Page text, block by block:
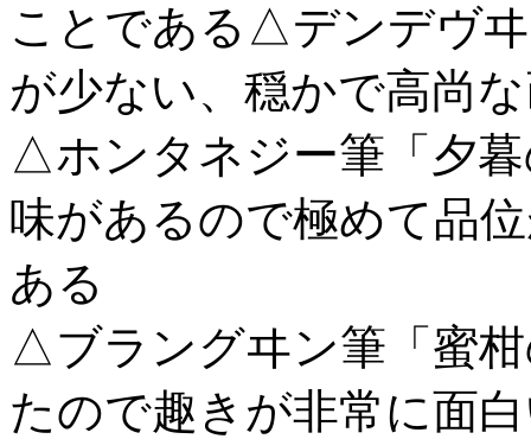
ことである△デンデヴ
が少ない、穏かで高尚
△ホンタネジー筆「夕
味があるので極めて品
ある
△ブラングヰン筆「蜜
たので趣きが非常に面